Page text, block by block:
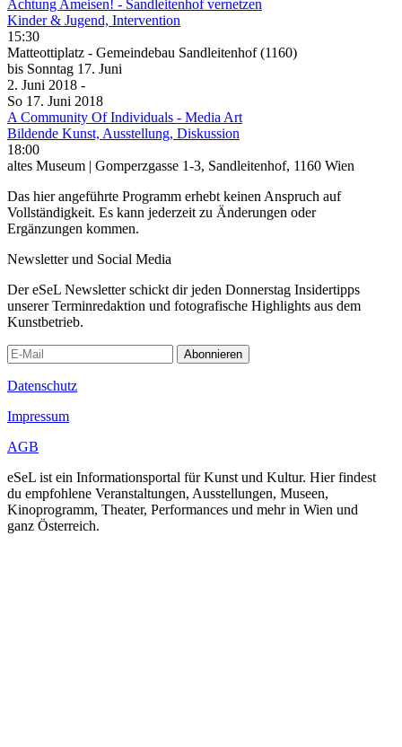
Achtung Ameisen! - Sandleitenhof vernetzen
Kinder & Jugend, Intervention
15:30
Matteottiplatz - Gemeindebau Sandleitenhof (1160)
bis Sonntag 17. Juni
2. Juni 2018 -
So 17. Juni 2018
A Community Of Individuals - Media Art
Bildende Kunst, Ausstellung, Diskussion
18:00
altes Museum | Gomperzgasse 1-3, Sandleitenhof, 1160 Wien
Das hier angeführte Programm erhebt keinen Anspruch auf
Vollständigkeit. Es kann jederzeit zu Änderungen oder
Ergänzungen kommen.
Newsletter und Social Media
Der eSeL Newsletter schickt dir jeden Donnerstag Insidertipps
unserer Terminredaktion und fotografische Highlights aus dem
Kunstbetrieb.
Abonnieren
Datenschutz
Impressum
AGB
eSeL ist ein Informationsportal für Kunst und Kultur. Hier findest
du empfohlene Veranstaltungen, Ausstellungen, Museen,
Kinoprogramm, Theater, Performances und mehr in Wien und
ganz Österreich.